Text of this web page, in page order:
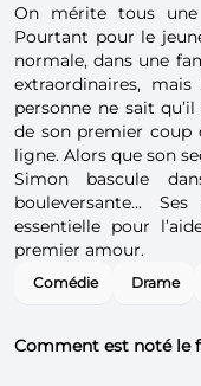
On mérite tous une
Pourtant pour le
normale, dans une
extraordinaires,
personne ne sait
de son premier coup
ligne. Alors que son
Simon bascule
bouleversante...
essentielle pour
premier amour.
Comédie Drame
Comment est noté le